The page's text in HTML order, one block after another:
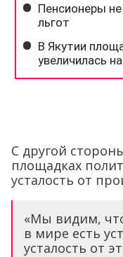
С другой
площадках
усталость от
«Мы видим,
в мире есть
усталость от